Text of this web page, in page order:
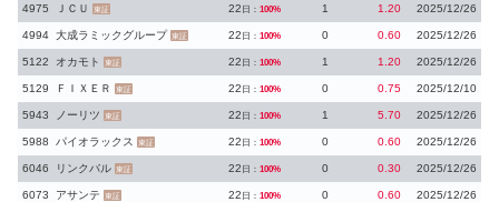
4975 ＪＣＵ 東証 22 日： 100% 1 1.20 2025/12/26
4994 大成ラミックグループ 東証 22 日： 100% 0 0.60 2025/12/26
5122 オカモト 東証 22 日： 100% 1 1.20 2025/12/26
5129 ＦＩＸＥＲ 東証 22 日： 100% 0 0.75 2025/12/10
5943 ノーリツ 東証 22 日： 100% 1 5.70 2025/12/26
5988 パイオラックス 東証 22 日： 100% 0 0.60 2025/12/26
6046 リンクバル 東証 22 日： 100% 0 0.30 2025/12/26
6073 アサンテ 東証 22 日： 100% 0 0.60 2025/12/26